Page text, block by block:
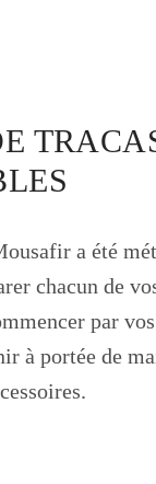
a été
chacun de
par
à portée de